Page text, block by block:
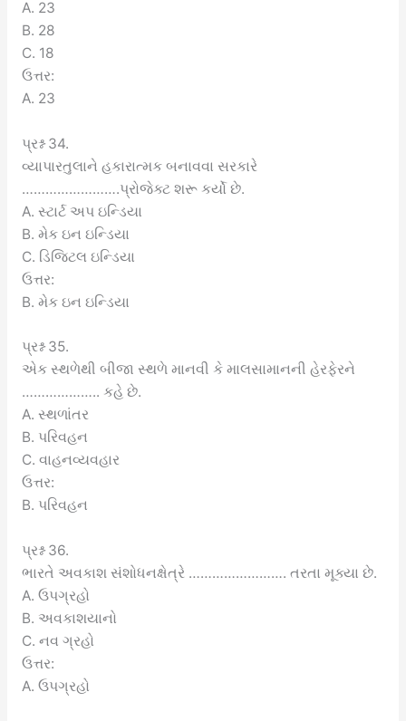
A. 23
B. 28
C. 18
ઉત્તર:
A. 23
પ્રશ્ન 34.
વ્યાપારતુલાને હકારાત્મક બનાવવા સરકારે
…………………….પ્રોજેક્ટ શરૂ કર્યો છે.
A. સ્ટાર્ટ અપ ઇન્ડિયા
B. મેક ઇન ઇન્ડિયા
C. ડિજિટલ ઇન્ડિયા
ઉત્તર:
B. મેક ઇન ઇન્ડિયા
પ્રશ્ન 35.
એક સ્થળેથી બીજા સ્થળે માનવી કે માલસામાનની હેરફેરને
……………….. કહે છે.
A. સ્થળાંતર
B. પરિવહન
C. વાહનવ્યવહાર
ઉત્તર:
B. પરિવહન
પ્રશ્ન 36.
ભારતે અવકાશ સંશોધનક્ષેત્રે ……………………. તરતા મૂક્યા છે.
A. ઉપગ્રહો
B. અવકાશયાનો
C. નવ ગ્રહો
ઉત્તર:
A. ઉપગ્રહો